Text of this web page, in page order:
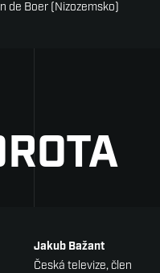
de Boer (Nizozemsko)
Jakub Bažant
Česká televize, člen